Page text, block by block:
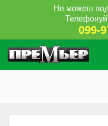
Не можеш
099-